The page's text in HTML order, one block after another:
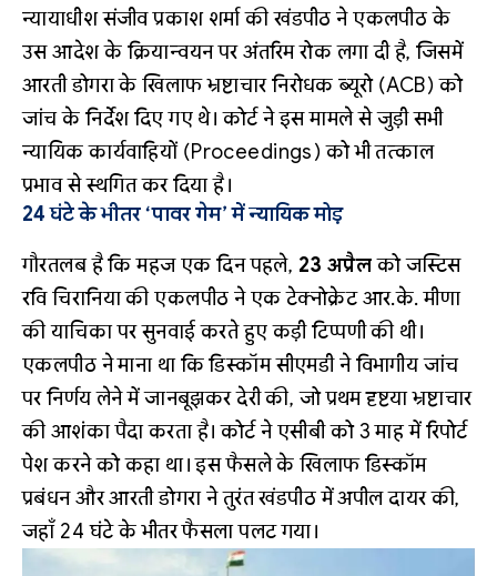
न्यायाधीश संजीव प्रकाश शर्मा की खंडपीठ ने एकलपीठ के
उस आदेश के क्रियान्वयन पर अंतरिम रोक लगा दी है, जिसमें
आरती डोगरा के खिलाफ भ्रष्टाचार निरोधक ब्यूरो (ACB) को
जांच के निर्देश दिए गए थे। कोर्ट ने इस मामले से जुड़ी सभी
न्यायिक कार्यवाहियों (Proceedings) को भी तत्काल
प्रभाव से स्थगित कर दिया है।
24 घंटे के भीतर ‘पावर गेम’ में न्यायिक मोड़
गौरतलब है कि महज एक दिन पहले, 23 अप्रैलको जस्टिस
रवि चिरानिया की एकलपीठ ने एक टेक्नोक्रेट आर.के. मीणा
की याचिका पर सुनवाई करते हुए कड़ी टिप्पणी की थी।
एकलपीठ ने माना था कि डिस्कॉम सीएमडी ने विभागीय जांच
पर निर्णय लेने में जानबूझकर देरी की, जो प्रथम दृष्टया भ्रष्टाचार
की आशंका पैदा करता है। कोर्ट ने एसीबी को 3 माह में रिपोर्ट
पेश करने को कहा था। इस फैसले के खिलाफ डिस्कॉम
प्रबंधन और आरती डोगरा ने तुरंत खंडपीठ में अपील दायर की,
जहाँ 24 घंटे के भीतर फैसला पलट गया।